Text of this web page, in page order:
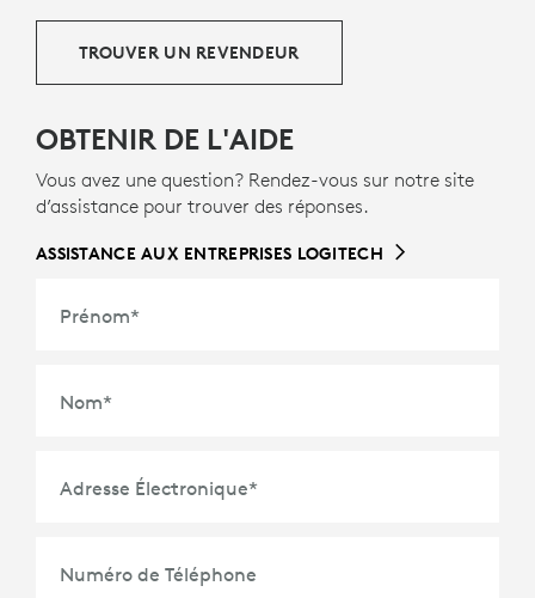
TROUVER UN REVENDEUR
OBTENIR DE L'AIDE
Vous avez une question? Rendez-vous sur notre site
d’assistance pour trouver des réponses.
ASSISTANCE AUX ENTREPRISES LOGITECH
Prénom*
Nom*
Adresse Électronique*
Numéro de Téléphone